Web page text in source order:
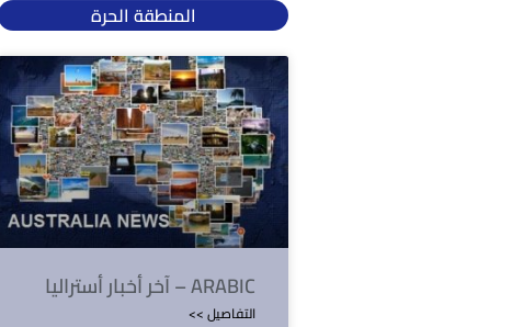
المنطقة الحرة
آخر أخبار أستراليا – ARABIC
<< التفاصيل